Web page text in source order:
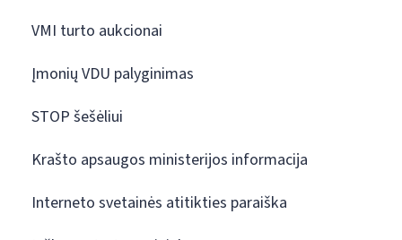
VMI turto aukcionai
Įmonių VDU palyginimas
STOP šešėliui
Krašto apsaugos ministerijos informacija
Interneto svetainės atitikties paraiška